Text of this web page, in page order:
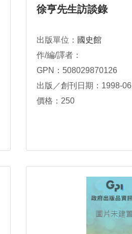
徐亨先生訪談錄
出版單位： 國史館
作/編/譯者：
GPN：508029870126
出版／創刊日期：1998-06
價格：250